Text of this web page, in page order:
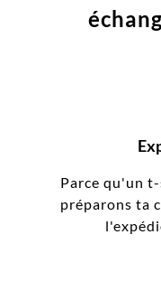
Parce qu'un
préparons ta